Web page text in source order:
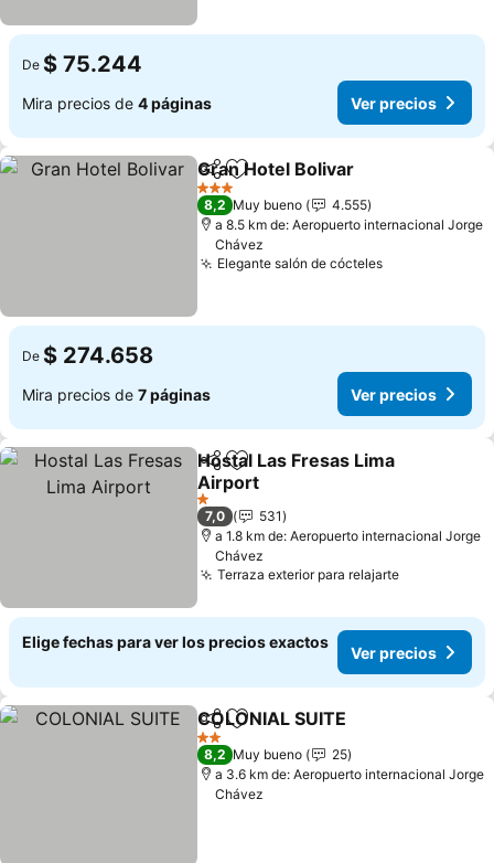
De $ 75.244
Mira precios de 4 páginas Ver precios
CompartirAgregar a favoritos
Gran Hotel Bolivar
3 Estrellas
8,2 Muy bueno
4.555
a 8.5 km de: Aeropuerto internacional Jorge
Chávez
Elegante salón de cócteles
De $ 274.658
Mira precios de 7 páginas Ver precios
CompartirAgregar a favoritos
Hostal Las Fresas Lima
Airport
1 Estrellas
7,0
531
a 1.8 km de: Aeropuerto internacional Jorge
Chávez
Terraza exterior para relajarte
Elige fechas para ver los precios exactos
Ver precios
CompartirAgregar a favoritos
COLONIAL SUITE
2 Estrellas
8,2 Muy bueno
25
a 3.6 km de: Aeropuerto internacional Jorge
Chávez